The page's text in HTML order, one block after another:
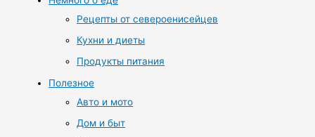
Рецепты от североенисейцев
Кухни и диеты
Продукты питания
Полезное
Авто и мото
Дом и быт